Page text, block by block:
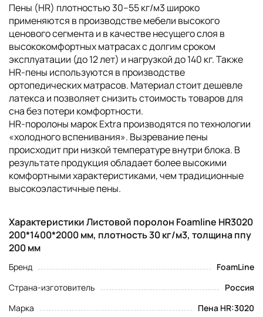
Пены (HR) плотностью 30–55 кг/м3 широко
применяются в производстве мебели высокого
ценового сегмента и в качестве несущего слоя в
высококомфортных матрасах с долгим сроком
эксплуатации (до 12 лет) и нагрузкой до 140 кг. Также
HR-пены используются в производстве
ортопедических матрасов. Материал стоит дешевле
латекса и позволяет снизить стоимость товаров для
сна без потери комфортности.
НR-поролоны марок Extra производятся по технологии
«холодного вспенивания». Вызревание пены
происходит при низкой температуре внутри блока. В
результате продукция обладает более высокими
комфортными характеристиками, чем традиционные
высокоэластичные пены.
Характеристики Листовой поролон Foamline HR3020
200*1400*2000 мм, плотность 30 кг/м3, толщина ппу
200 мм
Бренд
FoamLine
Страна-изготовитель
Россия
Марка
Пена HR:3020